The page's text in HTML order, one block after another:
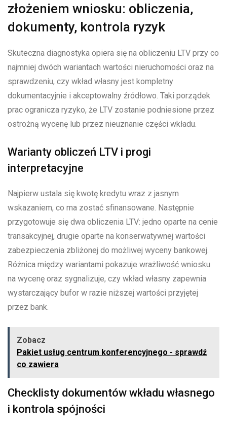
złożeniem wniosku: obliczenia,
dokumenty, kontrola ryzyk
Skuteczna diagnostyka opiera się na obliczeniu LTV przy co
najmniej dwóch wariantach wartości nieruchomości oraz na
sprawdzeniu, czy wkład własny jest kompletny
dokumentacyjnie i akceptowalny źródłowo. Taki porządek
prac ogranicza ryzyko, że LTV zostanie podniesione przez
ostrożną wycenę lub przez nieuznanie części wkładu.
Warianty obliczeń LTV i progi
interpretacyjne
Najpierw ustala się kwotę kredytu wraz z jasnym
wskazaniem, co ma zostać sfinansowane. Następnie
przygotowuje się dwa obliczenia LTV: jedno oparte na cenie
transakcyjnej, drugie oparte na konserwatywnej wartości
zabezpieczenia zbliżonej do możliwej wyceny bankowej.
Różnica między wariantami pokazuje wrażliwość wniosku
na wycenę oraz sygnalizuje, czy wkład własny zapewnia
wystarczający bufor w razie niższej wartości przyjętej
przez bank.
Zobacz
Pakiet usług centrum konferencyjnego - sprawdź
co zawiera
Checklisty dokumentów wkładu własnego
i kontrola spójności